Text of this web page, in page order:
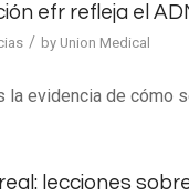
efr refleja el
/ by Union Medical
evidencia de cómo
lecciones